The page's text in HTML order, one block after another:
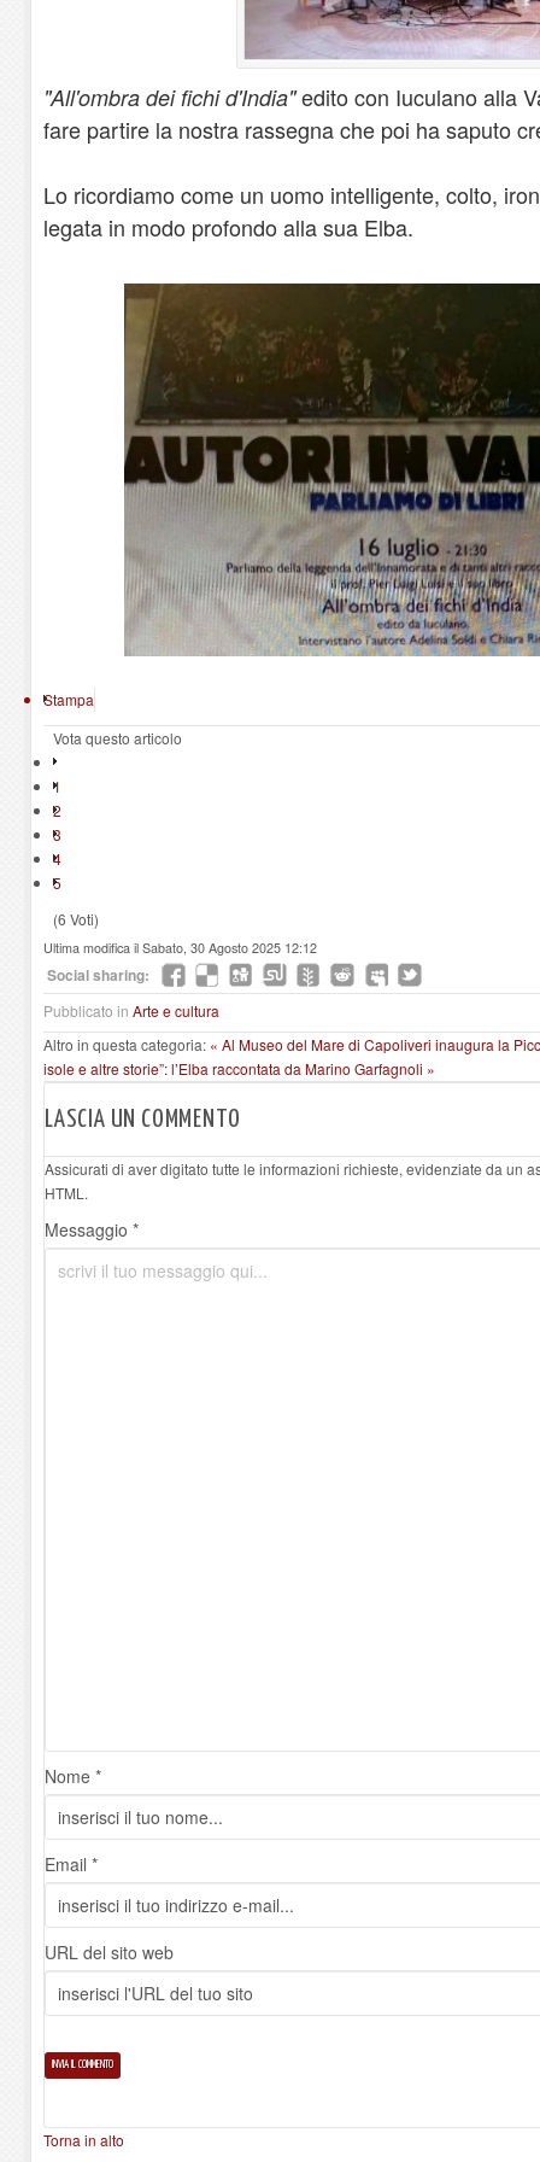
"All'ombra dei fichi d'India"edito con Iuculano alla
fare partire la nostra rassegna che poi ha saputo
Lo ricordiamo come un uomo intelligente, colto,
legata in modo profondo alla sua Elba.
Stampa
Vota questo articolo
1
2
3
4
5
(6 Voti)
Ultima modifica il Sabato, 30 Agosto 2025 12:12
Social sharing:
Pubblicato in Arte e cultura
Altro in questa categoria: « Al Museo del Mare di Capoliveri inaugura la
isole e altre storie”: l’Elba raccontata da Marino Garfagnoli »
LASCIA UN COMMENTO
Assicurati di aver digitato tutte le informazioni richieste, evidenziate da un
HTML.
Messaggio *
Nome *
Email *
URL del sito web
Torna in alto